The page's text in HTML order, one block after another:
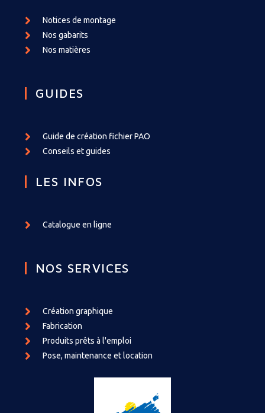
Notices de montage
Nos gabarits
Nos matières
GUIDES
Guide de création fichier PAO
Conseils et guides
LES INFOS
Catalogue en ligne
NOS SERVICES
Création graphique
Fabrication
Produits prêts à l'emploi
Pose, maintenance et location